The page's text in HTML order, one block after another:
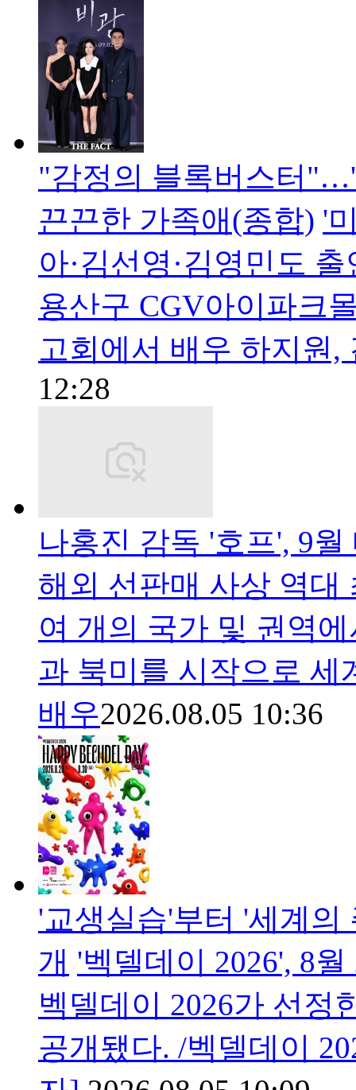
"감정의 블록버스터
끈끈한 가족애(종합) '
아·김선영·김영민도
용산구 CGV아이파크
고회에서 배우 하지원,
12:28
나홍진 감독 '호프', 9
해외 선판매 사상 역대
여 개의 국가 및 권역
과 북미를 시작으로 세
배우2026.08.05 10:36
'교생실습'부터 '세계
개 '벡델데이 2026', 8
벡델데이 2026가 선정
공개됐다. /벡델데이